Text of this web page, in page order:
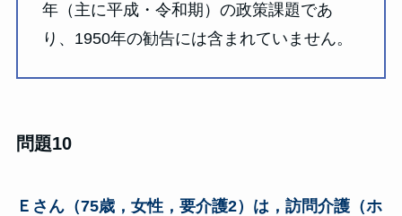
年（主に平成・令和期）の政策課題であ
り、1950年の勧告には含まれていません。
問題10
Ｅさん（75歳，女性，要介護2）は，訪問介護（ホ